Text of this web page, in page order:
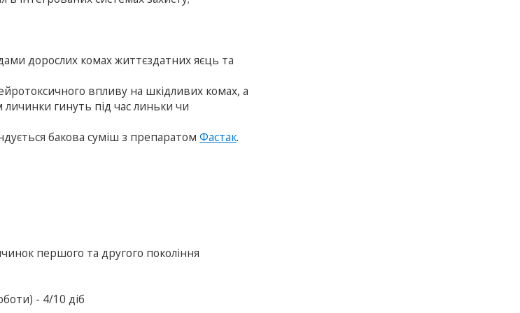
дорослих комах життєздатних яєць та
впливу на шкiдливих комах, а
личинки гинуть пiд час линьки чи
бакова суміш з препаратомФастак.
першого та другого покоління
- 4/10 діб